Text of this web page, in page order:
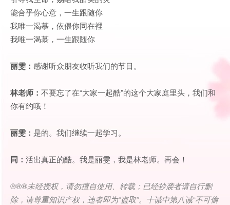
能合乎你心意，一生跟随你
我唯一渴慕，依偎你同在裡
我唯一渴慕，一生跟随你
丽雯： 感谢听众朋友收听我们的节目。
林老师： 不要忘了在“大家一起酷”的这个大家庭里头，我们和
你有约哦！
丽雯： 是的。我们继续一起学习。
同： 活出真正的酷。我是丽雯，我是林老师。再会！
®®®未经授权，请勿擅自使用、转载；已经抄袭者请自行删
除，请尊重知识产权，违者即为“盗取”。十诫中第八诫“不可偷